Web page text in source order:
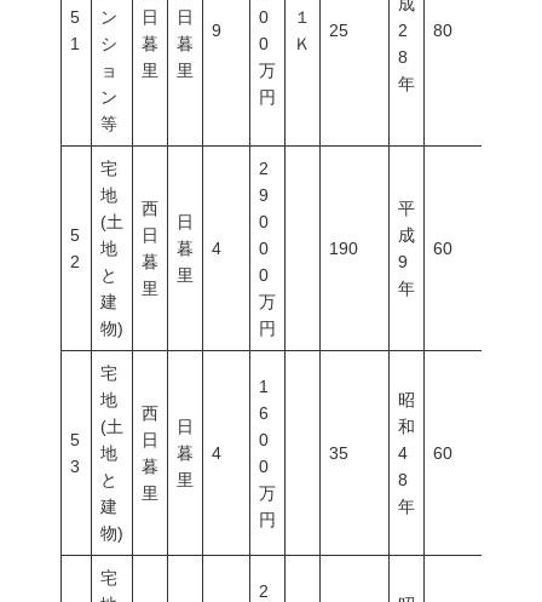
5
1
ン
シ
ョ
ン
等
日
暮
里
日
暮
里
9
0
0
万
円
１
Ｋ
25
2
8
年
80
5
2
宅
地
(土
地
と
建
物)
西
日
暮
里
日
暮
里
4
2
9
0
0
0
万
円
190
平
成
9
年
60
5
3
宅
地
(土
地
と
建
物)
西
日
暮
里
日
暮
里
4
1
6
0
0
万
円
35
昭
和
4
8
年
60
宅
2